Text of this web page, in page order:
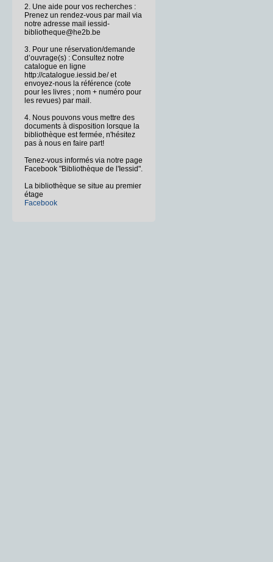
2. Une aide pour vos recherches :
Prenez un rendez-vous par mail via
notre adresse mail iessid-
bibliotheque@he2b.be
3. Pour une réservation/demande
d’ouvrage(s) : Consultez notre
catalogue en ligne
http://catalogue.iessid.be/ et
envoyez-nous la référence (cote
pour les livres ; nom + numéro pour
les revues) par mail.
4. Nous pouvons vous mettre des
documents à disposition lorsque la
bibliothèque est fermée, n'hésitez
pas à nous en faire part!
Tenez-vous informés via notre page
Facebook "Bibliothèque de l'Iessid".
La bibliothèque se situe au premier
étage
Facebook